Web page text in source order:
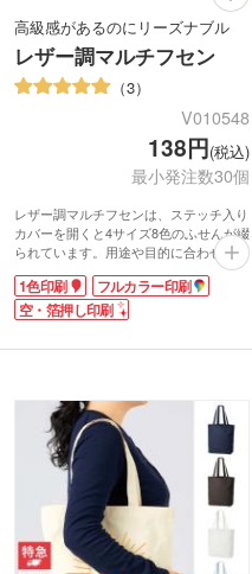
高級感があるのにリーズナブル
レザー調マルチフセン
3
V010548
138円(税込)
最小発注数30個
レザー調マルチフセンは、ステッチ入り
カバーを開くと4サイズ8色のふせんが綴
られています。用途や目的に合わせて使
い分けられる便利なセットです。配布も
受け取りもしやすいスマホ程のサイズ
感。持ち歩くもデスク周りに置くもよ
のも嬉しいポイントです。ばらまきノベ
る箔押しで名入れをし、オリジナルのふ
せんを製作できます。シンプルなカバー
にはロゴが映えますよ。ふせんは学生か
ら社会人まで幅広い世代の必需品なの
で、オープンキャンパスや会社説明会な
ど様々なイベントにぴったりな商品で
1色印刷
フルカラー印刷
空・箔押し印刷